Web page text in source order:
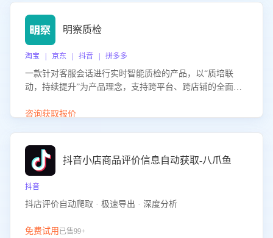
明察质检
淘宝 | 京东 | 抖音 | 拼多多
一款针对客服会话进行实时智能质检的产品，以“质培联
动，持续提升”为产品理念，支持跨平台、跨店铺的全面、
升客服团队的销服能力。
咨询获取报价
抖音小店商品评价信息自动获取-八爪鱼
抖音
抖店评价自动爬取 · 极速导出 · 深度分析
免费试用 已售99+